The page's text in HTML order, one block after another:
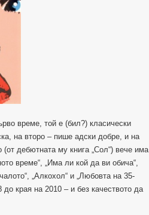
време, той е (бил?) класически
на второ – пише адски добре, и на
дебютната му книга „Сол“) вече има
време“, „Има ли кой да ви обича“,
„Алкохол“ и „Любовта на 35-
края на 2010 – и без качеството да